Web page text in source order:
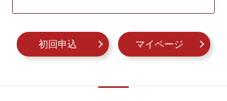
初回申込 マイページ